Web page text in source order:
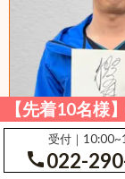
【先着10名様
受付｜
call022-